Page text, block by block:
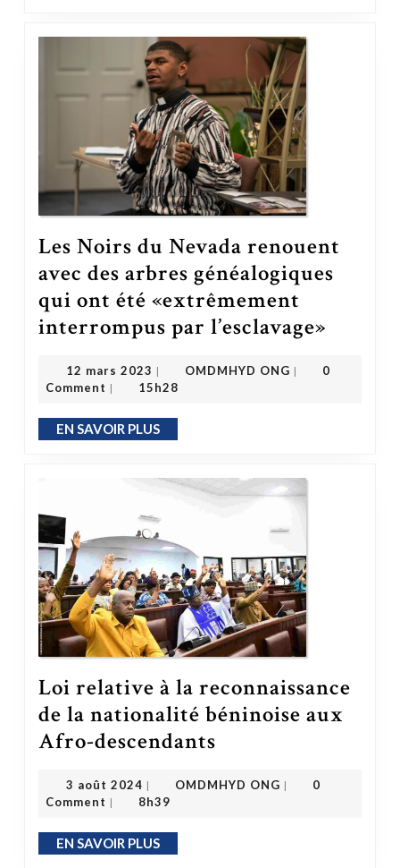
Les Noirs du Nevada renouent
avec des arbres généalogiques
qui ont été «extrêmement
interrompus par l’esclavage»
12 mars 2023 | OMDMHYD ONG |
0
Comment | 15h28
EN SAVOIR PLUSEN SAVOIR PLUS
Loi relative à la reconnaissance
de la nationalité béninoise aux
Afro-descendants
3 août 2024 | OMDMHYD ONG |
0
Comment | 8h39
EN SAVOIR PLUSEN SAVOIR PLUS